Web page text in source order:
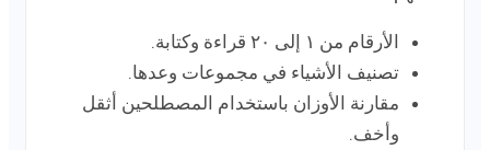
الأرقام من ١ إلى ٢٠ قراءة وكتابة.
تصنيف الأشياء في مجموعات وعدها.
مقارنة الأوزان باستخدام المصطلحين أثقل
وأخف.